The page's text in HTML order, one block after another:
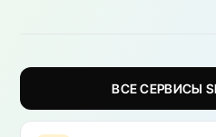
ВСЕ СЕРВИСЫ